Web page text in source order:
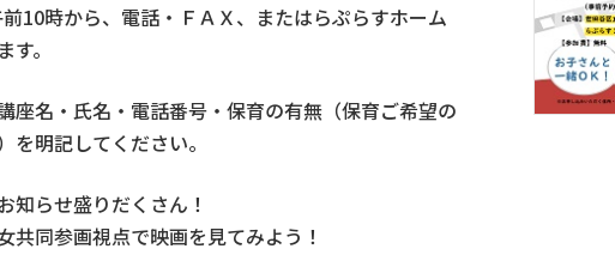
10時から、電話・ＦＡＸ、またはらぷらすホーム
。
名・氏名・電話番号・保育の有無（保育ご希望の
明記してください。
らせ盛りだくさん！
同参画視点で映画を見てみよう！